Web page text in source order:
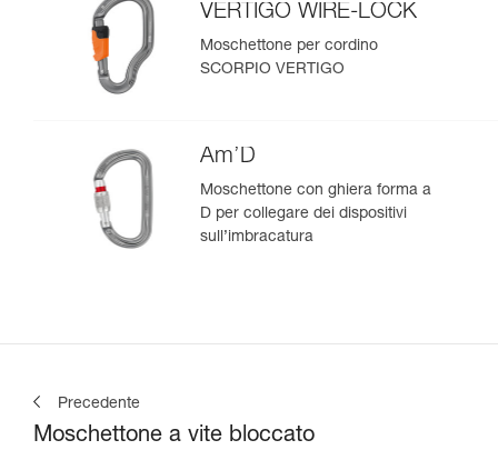
VERTIGO WIRE-LOCK
Moschettone per cordino
SCORPIO VERTIGO
Am’D
Moschettone con ghiera forma a
D per collegare dei dispositivi
sull’imbracatura
Precedente
Moschettone a vite bloccato